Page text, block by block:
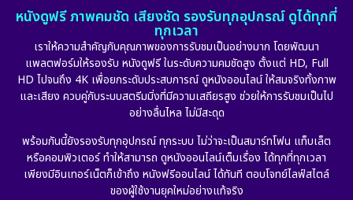
หนังดูฟรี ภาพคมชัด เสียงชัด รองรับทุกอุปกรณ์ ดูได้ทุกที่
ทุกเวลา
เราให้ความสำคัญกับคุณภาพของการรับชมเป็นอย่างมาก โดยพัฒนา
แพลตฟอร์มให้รองรับ หนังดูฟรี ในระดับความคมชัดสูง ตั้งแต่ HD, Full
HD ไปจนถึง 4K เพื่อยกระดับประสบการณ์ ดูหนังออนไลน์ ให้สมจริงทั้งภาพ
และเสียง ควบคู่กับระบบสตรีมมิ่งที่มีความเสถียรสูง ช่วยให้การรับชมเป็นไป
อย่างลื่นไหล ไม่มีสะดุด
พร้อมกันนี้ยังรองรับทุกอุปกรณ์ ทุกระบบ ไม่ว่าจะเป็นสมาร์ทโฟน แท็บเล็ต
หรือคอมพิวเตอร์ ทำให้สามารถ ดูหนังออนไลน์เต็มเรื่อง ได้ทุกที่ทุกเวลา
เพียงมีอินเทอร์เน็ตก็เข้าถึง หนังฟรีออนไลน์ ได้ทันที ตอบโจทย์ไลฟ์สไตล์
ของผู้ใช้งานยุคใหม่อย่างแท้จริง